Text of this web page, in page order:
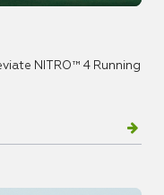
NITRO™ 4 Running